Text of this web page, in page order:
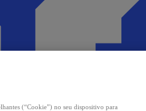
(“Cookie”) no seu dispositivo para